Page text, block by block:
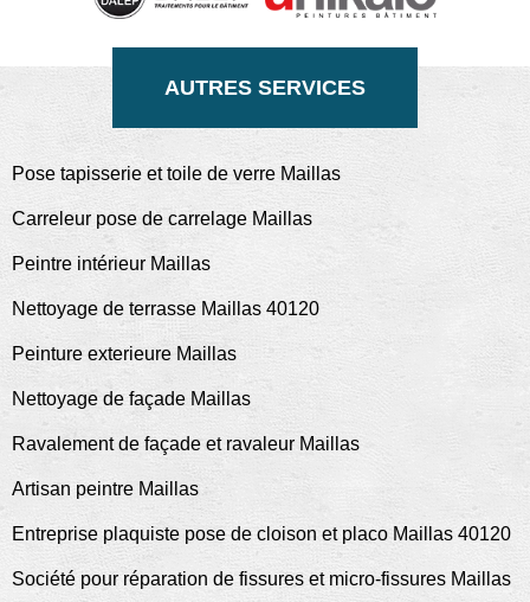
AUTRES SERVICES
Pose tapisserie et toile de verre Maillas
Carreleur pose de carrelage Maillas
Peintre intérieur Maillas
Nettoyage de terrasse Maillas 40120
Peinture exterieure Maillas
Nettoyage de façade Maillas
Ravalement de façade et ravaleur Maillas
Artisan peintre Maillas
Entreprise plaquiste pose de cloison et placo Maillas 40120
Société pour réparation de fissures et micro-fissures Maillas